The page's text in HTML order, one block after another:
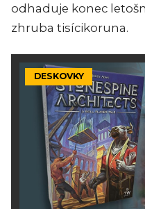
odhaduje konec
zhruba tisícikoruna.
DESKOVKY